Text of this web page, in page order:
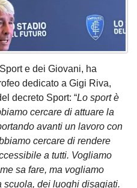
e dei Giovani, ha
dedicato a Gigi Riva,
decreto Sport: “Lo sport è
cercare di attuare la
avanti un lavoro con
cercare di rendere
a tutti. Vogliamo
sa fare, ma vogliamo
scuola, dei luoghi disagiati.